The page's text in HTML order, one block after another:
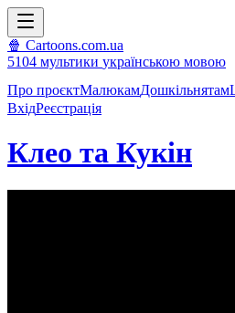
🍿 Cartoons.com.ua
5104 мультики українською мовою
Про проєктМалюкамДошкільнятам
ВхідРеєстрація
Клео та Кукін